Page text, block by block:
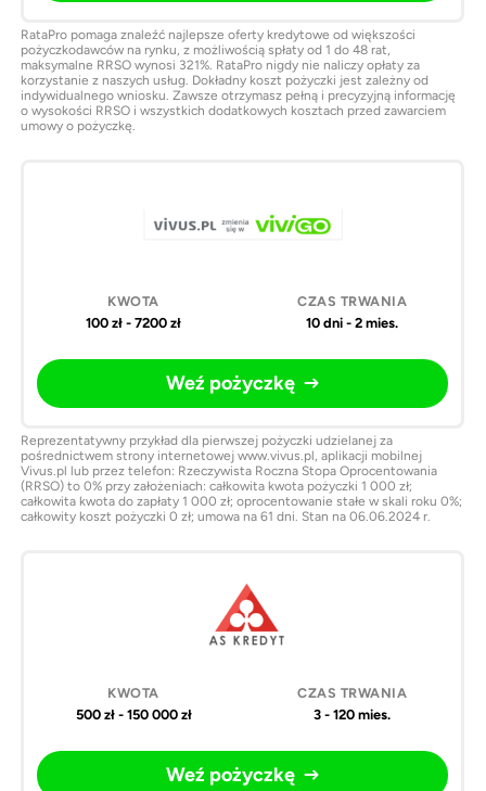
RataPro pomaga znaleźć najlepsze oferty kredytowe od większości
pożyczkodawców na rynku, z możliwością spłaty od 1 do 48 rat,
maksymalne RRSO wynosi 321%. RataPro nigdy nie naliczy opłaty za
korzystanie z naszych usług. Dokładny koszt pożyczki jest zależny od
indywidualnego wniosku. Zawsze otrzymasz pełną i precyzyjną informację
o wysokości RRSO i wszystkich dodatkowych kosztach przed zawarciem
umowy o pożyczkę.
100 zł - 7200 zł 10 dni - 2 mies.
Weź pożyczkę
Reprezentatywny przykład dla pierwszej pożyczki udzielanej za
pośrednictwem strony internetowej www.vivus.pl, aplikacji mobilnej
Vivus.pl lub przez telefon: Rzeczywista Roczna Stopa Oprocentowania
(RRSO) to 0% przy założeniach: całkowita kwota pożyczki 1 000 zł;
całkowita kwota do zapłaty 1 000 zł; oprocentowanie stałe w skali roku 0%;
całkowity koszt pożyczki 0 zł; umowa na 61 dni. Stan na 06.06.2024 r.
500 zł - 150 000 zł 3 - 120 mies.
Weź pożyczkę